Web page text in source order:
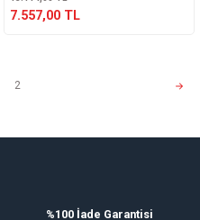
7.557,00 TL
2
%100 İade Garantisi